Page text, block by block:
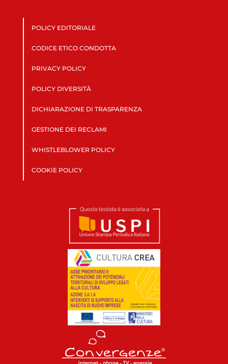
POLICY EDITORIALE
CODICE ETICO CONDOTTA
PRIVACY POLICY
POLICY DIVERSITÀ
DICHIARAZIONE DI TRASPARENZA
GESTIONE DEI RECLAMI
WHISTLEBLOWER POLICY
COOKIE POLICY